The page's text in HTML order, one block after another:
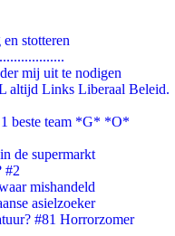
stotteren
mij uit te nodigen
altijd Links Liberaal Beleid.
beste team *G* *O*
de supermarkt
#2
mishandeld
asielzoeker
#81 Horrorzomer